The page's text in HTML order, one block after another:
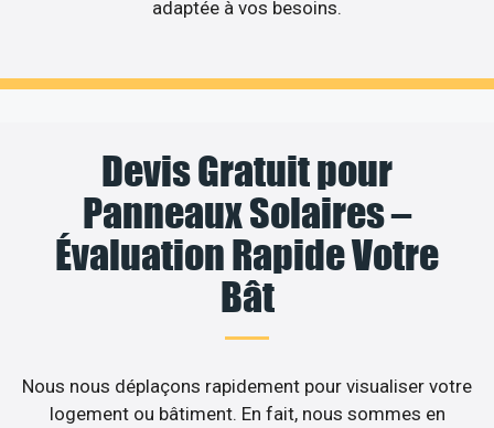
adaptée à vos besoins.
Devis Gratuit pour
Panneaux Solaires –
Évaluation Rapide Votre
Bât
Nous nous déplaçons rapidement pour visualiser votre
logement ou bâtiment. En fait, nous sommes en